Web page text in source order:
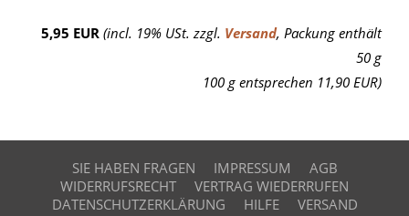
5,95 EUR (incl. 19% USt. zzgl. Versand, Packung enthält
50 g
100 g entsprechen 11,90 EUR)
SIE HABEN FRAGEN IMPRESSUM
AGB
WIDERRUFSRECHT
VERTRAG WIEDERRUFEN
DATENSCHUTZERKLÄRUNG
HILFE VERSAND